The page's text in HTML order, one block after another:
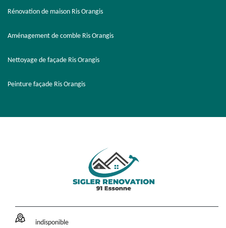
Rénovation de maison Ris Orangis
Aménagement de comble Ris Orangis
Nettoyage de façade Ris Orangis
Peinture façade Ris Orangis
indisponible